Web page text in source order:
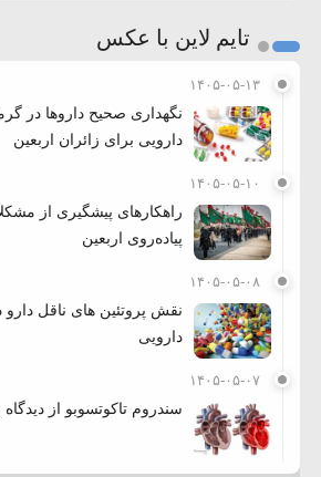
تایم لاین با عکس
۱۴۰۵-۰۵-۱۳
نگهداری صحیح داروها در
دارویی برای زائران اربعین
۱۴۰۵-۰۵-۱۰
راهکارهای پیشگیری از
پیاده‌روی اربعین
۱۴۰۵-۰۵-۰۸
نقش پروتئین های ناقل دارو
دارویی
۱۴۰۵-۰۵-۰۷
سندروم تاکوتسوبو از